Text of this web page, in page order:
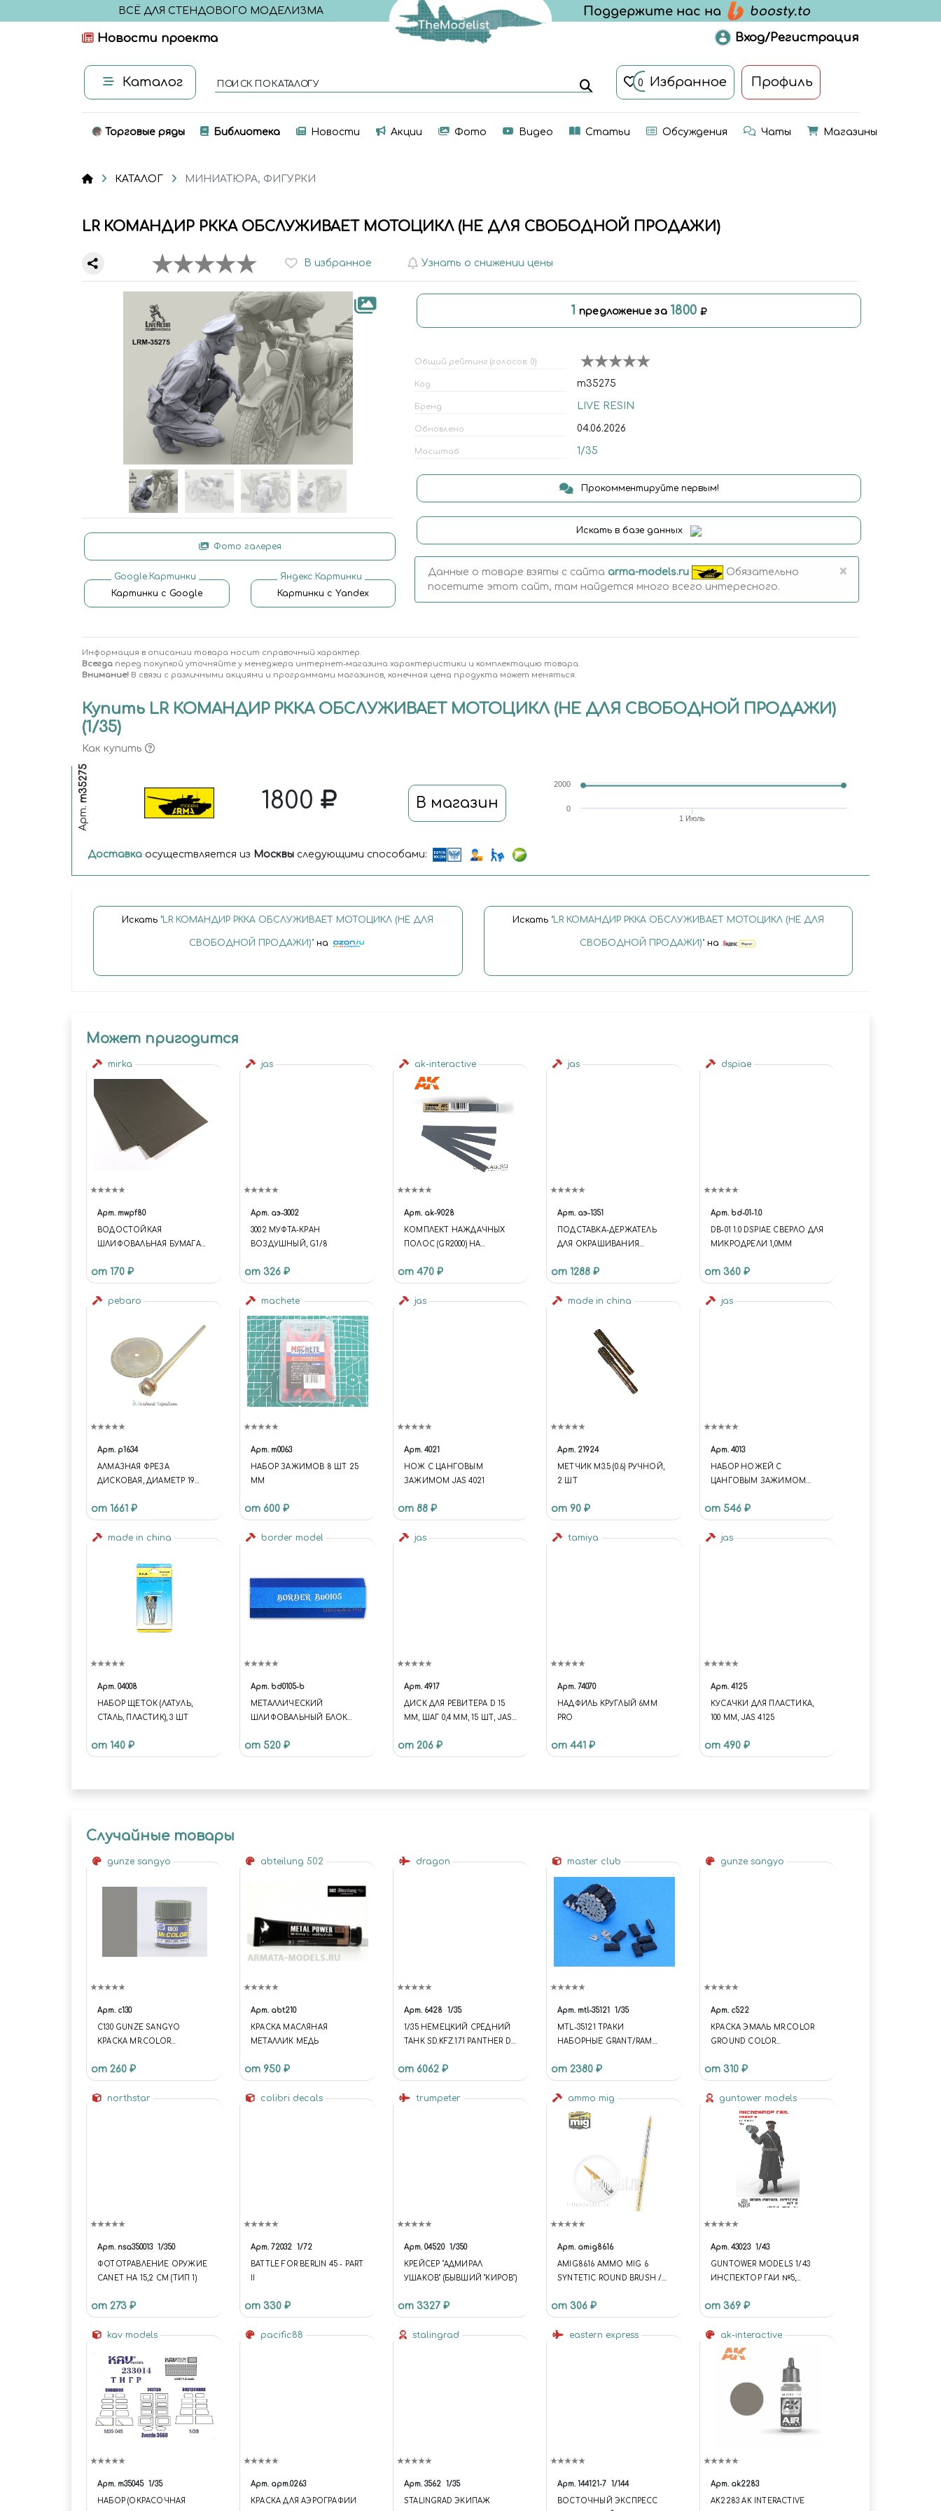
ВСЁ ДЛЯ СТЕНДОВОГО МОДЕЛИЗМА
Новости проекта Вход/Регистрация
Каталог ПОИСК ПО КАТАЛОГУ 0 Избранное Профиль
Торговые ряды Библиотека Новости Акции Фото Видео Статьи Обсуждения Чаты Магазины
КАТАЛОГ МИНИАТЮРА, ФИГУРКИ
LR КОМАНДИР РККА ОБСЛУЖИВАЕТ МОТОЦИКЛ (НЕ ДЛЯ СВОБОДНОЙ ПРОДАЖИ)
В избранное Узнать о снижении цены
Фото галерея
Google.Картинки
Картинки с Google
Яндекс.Картинки
Картинки с Yandex
1 предложение за 1800
Общий рейтинг (голосов: 0)
Код m35275
Бренд LIVE RESIN
Обновлено 04.06.2026
Масштаб 1/35
Прокомментируйте первым!
Искать в базе данных
Данные о товаре взяты с сайта arma-models.ru
Обязательно
посетите этот сайт, там найдется много всего интересного.
×
Информация в описании товара носит справочный характер.
Всегда перед покупкой уточняйте у менеджера интернет-магазина характеристики и комплектацию товара.
Внимание! В связи с различными акциями и программами магазинов, конечная цена продукта может меняться.
Купить LR КОМАНДИР РККА ОБСЛУЖИВАЕТ МОТОЦИКЛ (НЕ ДЛЯ СВОБОДНОЙ ПРОДАЖИ)
(1/35)
Как купить
Арт.
m35275 1800 В магазин
1 Июль
0
2000
Доставка осуществляется из Москвы следующими способами:
Искать "LR КОМАНДИР РККА ОБСЛУЖИВАЕТ МОТОЦИКЛ (НЕ ДЛЯ
СВОБОДНОЙ ПРОДАЖИ)" на
Искать "LR КОМАНДИР РККА ОБСЛУЖИВАЕТ МОТОЦИКЛ (НЕ ДЛЯ
СВОБОДНОЙ ПРОДАЖИ)"на
Может пригодится
mirka
Арт. mwpf80
BОДОСТОЙКАЯ
ШЛИФОВАЛЬНАЯ БУМАГА
от 170 ₽
jas
Арт. аэ-3002
3002 МУФТА-КРАН
ВОЗДУШНЫЙ, G1/8
от 326 ₽
ak-interactive
Арт. ak-9028
КОМПЛЕКТ НАЖДАЧНЫХ
ПОЛОС (GR2000) НА
от 470 ₽
jas
Арт. аэ-1351
ПОДСТАВКА-ДЕРЖАТЕЛЬ
ДЛЯ ОКРАШИВАНИЯ
МОСКВЕ (АЭ-1351)
ПОДСТАВКИ ДЛЯ
АЭРОГРАФОВ
от 1288 ₽
dspiae
Арт. bd-01-1.0
DB-01 1.0 DSPIAE СВЕРЛО ДЛЯ
МИКРОДРЕЛИ 1,0ММ
от 360 ₽
pebaro
Арт. p1634
АЛМАЗНАЯ ФРЕЗА
ДИСКОВАЯ, ДИАМЕТР 19
от 1661 ₽
machete
Арт. m0063
НАБОР ЗАЖИМОВ 8 ШТ 25
ММ
от 600 ₽
jas
Арт. 4021
НОЖ С ЦАНГОВЫМ
ЗАЖИМОМ JAS 4021
от 88 ₽
made in china
Арт. 21924
МЕТЧИК М3.5 (0.6) РУЧНОЙ,
2 ШТ
от 90 ₽
jas
Арт. 4013
НАБОР НОЖЕЙ С
ЦАНГОВЫМ ЗАЖИМОМ
ПРЕДМЕТОВ JAS 4013
от 546 ₽
made in china
Арт. 04008
НАБОР ЩЕТОК (ЛАТУЛЬ,
СТАЛЬ, ПЛАСТИК), 3 ШТ
от 140 ₽
border model
Арт. bd0105-b
МЕТАЛЛИЧЕСКИЙ
ШЛИФОВАЛЬНЫЙ БЛОК
от 520 ₽
jas
Арт. 4917
ДИСК ДЛЯ РЕВИТЕРА D 15
ММ, ШАГ 0,4 ММ, 15 ШТ, JAS
от 206 ₽
tamiya
Арт. 74070
НАДФИЛЬ КРУГЛЫЙ 6ММ
PRO
от 441 ₽
jas
Арт. 4125
КУСАЧКИ ДЛЯ ПЛАСТИКА,
100 ММ, JAS 4125
от 490 ₽
Случайные товары
gunze sangyo
Арт. c130
C130 GUNZE SANGYO
КРАСКА MR.COLOR
GREEN (KAWASAKI) (SEMI
GLOSS) (ТЕМНО-ЗЕЛЕНЫЙ
KAWASAKI ПОЛУМАТОВЫЙ)
от 260 ₽
abteilung 502
Арт. abt210
КРАСКА МАСЛЯНАЯ
МЕТАЛЛИК МЕДЬ
от 950 ₽
dragon
Арт. 6428 1/35
1/35 НЕМЕЦКИЙ СРЕДНИЙ
ТАНК SD.KFZ.171 PANTHER D
от 6062 ₽
master club
Арт. mtl-35121 1/35
MTL-35121 ТРАКИ
НАБОРНЫЕ GRANT/RAM
от 2380 ₽
gunze sangyo
Арт. c522
КРАСКА ЭМАЛЬ MR.COLOR
GROUND COLOR
10 МЛ
от 310 ₽
northstar
Арт. nsa350013 1/350
ФОТОТРАВЛЕНИЕ ОРУЖИЕ
CANET НА 15,2 СМ (ТИП 1)
от 273 ₽
colibri decals
Арт. 72032 1/72
BATTLE FOR BERLIN 45 - PART
II
от 330 ₽
trumpeter
Арт. 04520 1/350
КРЕЙСЕР "АДМИРАЛ
УШАКОВ" (БЫВШИЙ "КИРОВ")
от 3327 ₽
ammo mig
Арт. amig8616
AMIG8616 AMMO MIG 6
SYNTETIC ROUND BRUSH /
КИСТЬ
от 306 ₽
guntower models
Арт. 43023 1/43
GUNTOWER MODELS 1/43
ИНСПЕКТОР ГАИ №5,
от 369 ₽
kav models
Арт. m35045 1/35
НАБОР (ОКРАСОЧНАЯ
pacific88
Арт. арт.0263
КРАСКА ДЛЯ АЭРОГРАФИИ
stalingrad
Арт. 3562 1/35
STALINGRAD ЭКИПАЖ
eastern express
Арт. 144121-7 1/144
ВОСТОЧНЫЙ ЭКСПРЕСС
ak-interactive
Арт. ak2283
AK2283 AK INTERACTIVE